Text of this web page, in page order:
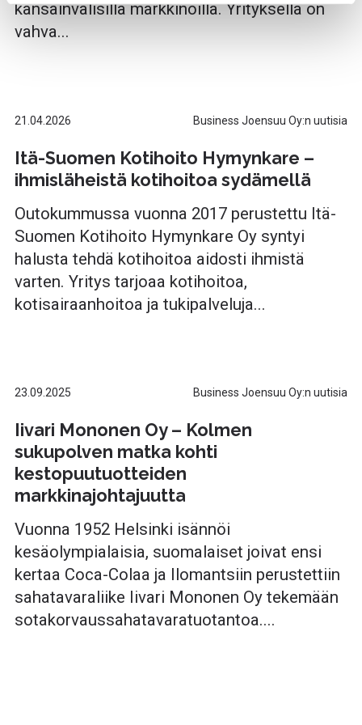
cookies or only the strictly necessary cookies in the
cookie consent banner.
kansainvälisillä markkinoilla. Yrityksellä on
vahva...
21.04.2026 Business Joensuu Oy:n uutisia
Itä-Suomen Kotihoito Hymynkare –
ihmisläheistä kotihoitoa sydämellä
Outokummussa vuonna 2017 perustettu Itä-
Suomen Kotihoito Hymynkare Oy syntyi
halusta tehdä kotihoitoa aidosti ihmistä
varten. Yritys tarjoaa kotihoitoa,
kotisairaanhoitoa ja tukipalveluja...
23.09.2025 Business Joensuu Oy:n uutisia
Iivari Mononen Oy – Kolmen
sukupolven matka kohti
kestopuutuotteiden
markkinajohtajuutta
Vuonna 1952 Helsinki isännöi
kesäolympialaisia, suomalaiset joivat ensi
kertaa Coca-Colaa ja Ilomantsiin perustettiin
sahatavaraliike Iivari Mononen Oy tekemään
sotakorvaussahatavaratuotantoa....